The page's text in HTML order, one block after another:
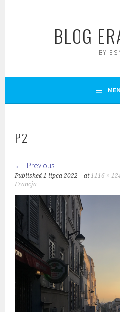
BLOG
BY
P2
Previous
Published1 lipca 2022 at1116 ×
Francja